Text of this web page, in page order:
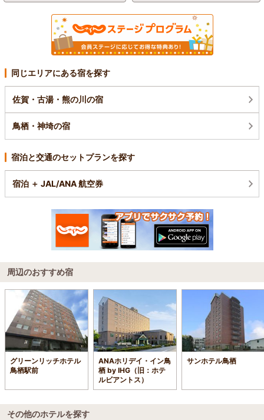
同じエリアにある宿を探す
佐賀・古湯・熊の川の宿
鳥栖・神埼の宿
宿泊と交通のセットプランを探す
宿泊 ＋ JAL/ANA 航空券
周辺のおすすめ宿
グリーンリッチホテル
鳥栖駅前
ANAホリデイ・イン鳥
栖 by IHG（旧：ホテ
ルビアントス）
サンホテル鳥栖
その他のホテルを探す